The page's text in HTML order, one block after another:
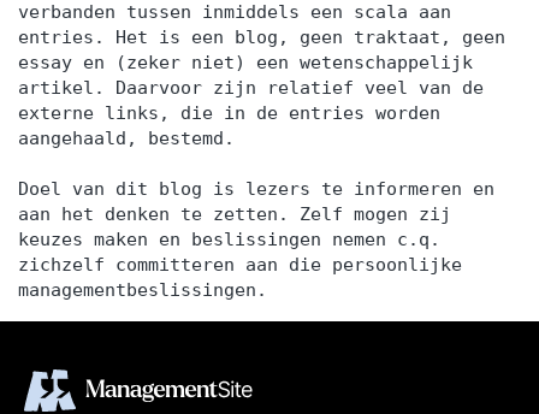
verbanden tussen inmiddels een scala aan
entries. Het is een blog, geen traktaat, geen
essay en (zeker niet) een wetenschappelijk
artikel. Daarvoor zijn relatief veel van de
externe links, die in de entries worden
aangehaald, bestemd.
Doel van dit blog is lezers te informeren en
aan het denken te zetten. Zelf mogen zij
keuzes maken en beslissingen nemen c.q.
zichzelf committeren aan die persoonlijke
managementbeslissingen.